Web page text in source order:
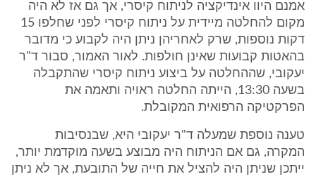
אמנם היוו אינדיקציה לניתוח קיסרי, אך גם אז לא היה
מקום להחלטה מיידית על ניתוח קיסרי לפני שחלפו 15
דקות נוספות, שרק לאחריהן ניתן היה לקבוע כי מדובר
בהאטות קבועות שאינן חולפות. לאור האמור, סבור ד"ר
יעקובי, שההחלטה על ביצוע ניתוח קיסרי שהתקבלה
בשעה 13:30, הייתה החלטה ראויה ותאמה את
הפרקטיקה הרפואית המקובלת.
טענה נוספת שמעלה ד"ר יעקובי היא, שבנסיבות
המקרה, גם אם הניתוח היה מבוצע בשעה מוקדמת יותר,
ייתכן שניתן היה להציל את חייה של התובעת, אך לא ניתן